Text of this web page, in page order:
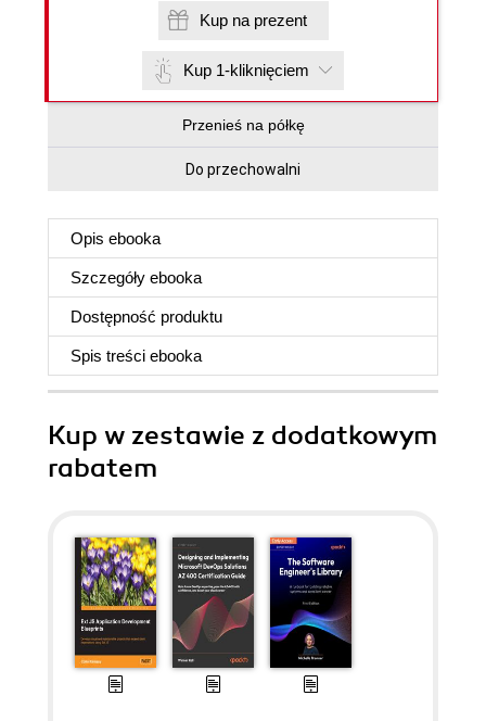
Kup na prezent
Kup 1-kliknięciem
Przenieś na półkę
Do przechowalni
Opis ebooka
Szczegóły ebooka
Dostępność produktu
Spis treści ebooka
Kup w zestawie z dodatkowym
rabatem